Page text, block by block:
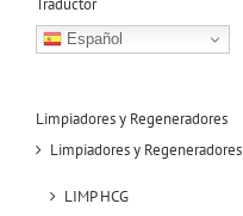
Español
Limpiadores y Regeneradores
Limpiadores y Regeneradores
LIMP HCG